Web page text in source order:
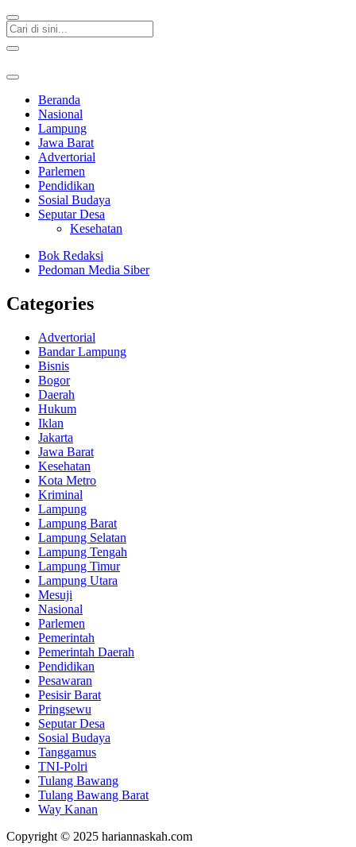
Beranda
Nasional
Lampung
Jawa Barat
Advertorial
Parlemen
Pendidikan
Sosial Budaya
Seputar Desa
Kesehatan
Bok Redaksi
Pedoman Media Siber
Categories
Advertorial
Bandar Lampung
Bisnis
Bogor
Daerah
Hukum
Iklan
Jakarta
Jawa Barat
Kesehatan
Kota Metro
Kriminal
Lampung
Lampung Barat
Lampung Selatan
Lampung Tengah
Lampung Timur
Lampung Utara
Mesuji
Nasional
Parlemen
Pemerintah
Pemerintah Daerah
Pendidikan
Pesawaran
Pesisir Barat
Pringsewu
Seputar Desa
Sosial Budaya
Tanggamus
TNI-Polri
Tulang Bawang
Tulang Bawang Barat
Way Kanan
Copyright © 2025 hariannaskah.com